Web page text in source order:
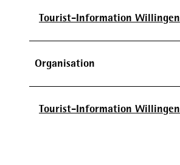
Tourist-Information Willingen
Organisation
Tourist-Information Willingen